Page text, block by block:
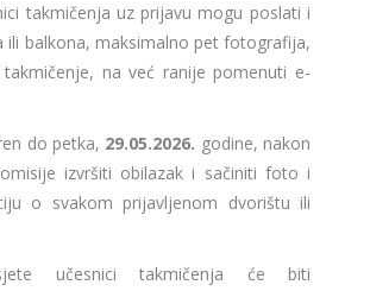
takmičenja uz prijavu mogu poslati i
balkona, maksimalno pet fotografija,
na već ranije pomenuti e-
do petka, 29.05.2026. godine, nakon
izvršiti obilazak i sačiniti foto i
o svakom prijavljenom dvorištu ili
učesnici takmičenja će biti